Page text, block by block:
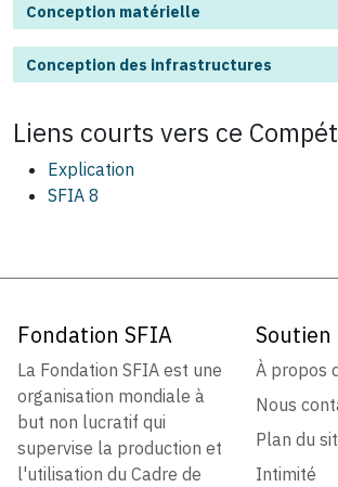
Conception matérielle
Conception des infrastructures
Liens courts vers ce
Explication
SFIA 8
Fondation SFIA
La Fondation SFIA est une
organisation mondiale à
but non lucratif qui
supervise la production et
l'utilisation du Cadre de
Soutien
À propos
Nous
Plan du
Intimité